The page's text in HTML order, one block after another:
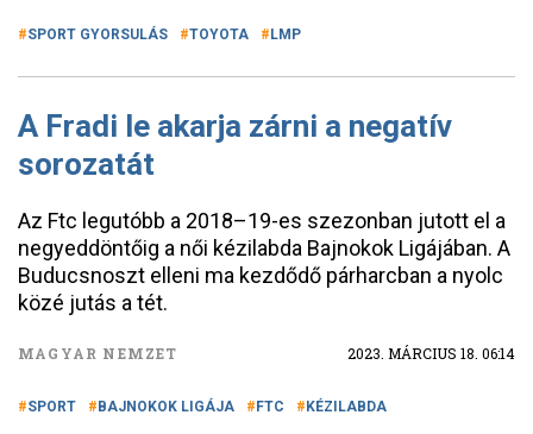
SPORT GYORSULÁS TOYOTA LMP
A Fradi le akarja zárni a negatív
sorozatát
Az Ftc legutóbb a 2018–19-es szezonban jutott el a
negyeddöntőig a női kézilabda Bajnokok Ligájában. A
Buducsnoszt elleni ma kezdődő párharcban a nyolc
közé jutás a tét.
MAGYAR NEMZET 2023. MÁRCIUS 18. 06:14
SPORT BAJNOKOK LIGÁJA FTC KÉZILABDA